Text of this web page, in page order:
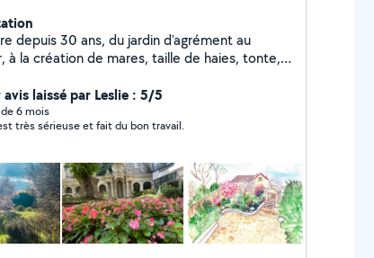
depuis 30 ans, du jardin d'agrément au
à la création de mares, taille de haies, tonte,
laissé par Leslie : 5/5
6 mois
très sérieuse et fait du bon travail.